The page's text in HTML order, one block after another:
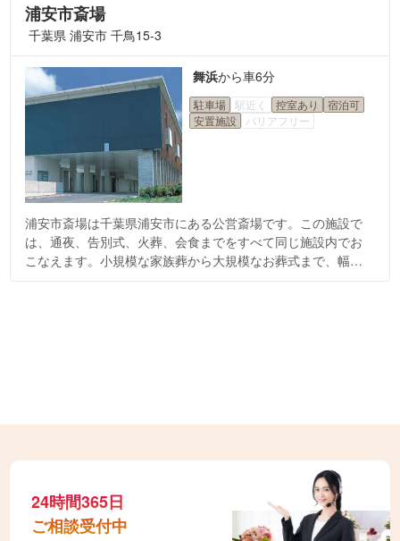
浦安市斎場
千葉県 浦安市 千鳥15-3
舞浜から車6分
駐車場 駅近く 控室あり
宿泊可
安置施設
バリアフリー
浦安市斎場は千葉県浦安市にある公営斎場です。この施設で
は、通夜、告別式、火葬、会食までをすべて同じ施設内でお
こなえます。小規模な家族葬から大規模なお葬式まで、幅広
24時間365日
ご相談受付中